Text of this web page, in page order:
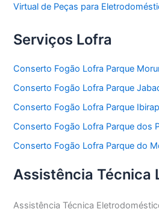
Virtual de Peças para
Serviços Lofra
Conserto Fogão Lofra Parque
Conserto Fogão Lofra Parque
Conserto Fogão Lofra Parque
Conserto Fogão Lofra Parque dos
Conserto Fogão Lofra Parque do
Assistência Técnica
Assistência Técnica